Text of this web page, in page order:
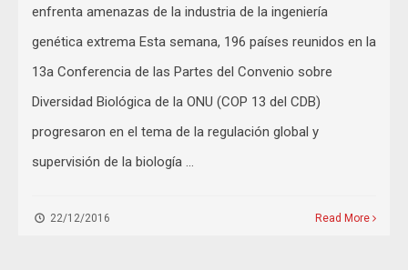
enfrenta amenazas de la industria de la ingeniería
genética extrema Esta semana, 196 países reunidos en la
13a Conferencia de las Partes del Convenio sobre
Diversidad Biológica de la ONU (COP 13 del CDB)
progresaron en el tema de la regulación global y
supervisión de la biología …
22/12/2016 Read More